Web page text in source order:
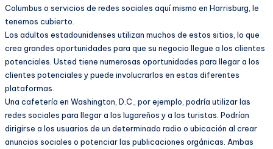
Columbus o servicios de redes sociales aquí mismo en Harrisburg, le
tenemos cubierto.
Los adultos estadounidenses utilizan muchos de estos sitios, lo que
crea grandes oportunidades para que su negocio llegue a los clientes
potenciales. Usted tiene numerosas oportunidades para llegar a los
clientes potenciales y puede involucrarlos en estas diferentes
plataformas.
Una cafetería en Washington, D.C., por ejemplo, podría utilizar las
redes sociales para llegar a los lugareños y a los turistas. Podrían
dirigirse a los usuarios de un determinado radio o ubicación al crear
anuncios sociales o potenciar las publicaciones orgánicas. Ambas